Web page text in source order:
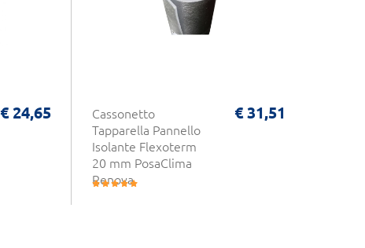
€ 24,65
Cassonetto
Tapparella Pannello
Isolante Flexoterm
20 mm PosaClima
Renova
€ 31,51